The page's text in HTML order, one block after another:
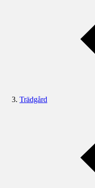
Trädgård